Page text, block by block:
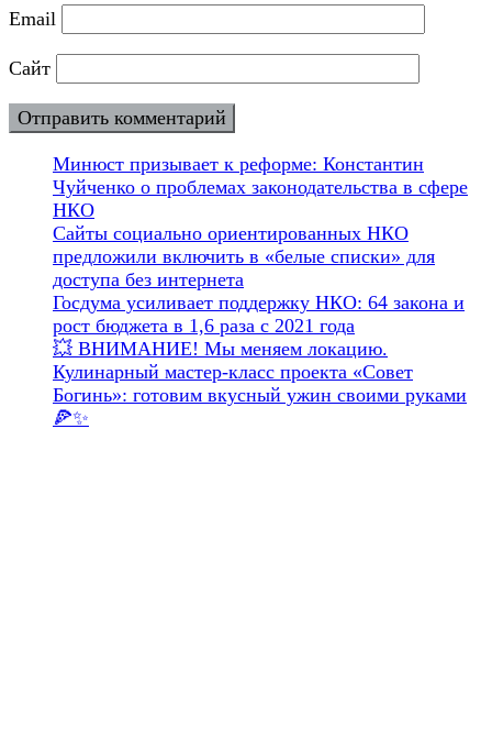
Email
Сайт
Минюст призывает к реформе: Константин
Чуйченко о проблемах законодательства в сфере
НКО
Сайты социально ориентированных НКО
предложили включить в «белые списки» для
доступа без интернета
Госдума усиливает поддержку НКО: 64 закона и
рост бюджета в 1,6 раза с 2021 года
💥 ВНИМАНИЕ! Мы меняем локацию.
Кулинарный мастер-класс проекта «Совет
Богинь»: готовим вкусный ужин своими руками
🍕✨